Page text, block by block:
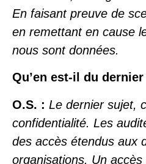
En faisant preuve de
en remettant en cause
nous sont données.
Qu’en est-il du
O.S. : Le dernier sujet, c
confidentialité. Les
des accès étendus aux
organisations. Un accès